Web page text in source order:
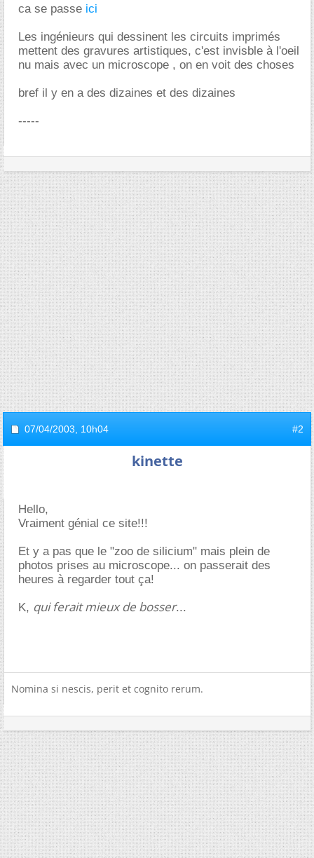
ca se passe ici
Les ingénieurs qui dessinent les circuits imprimés
mettent des gravures artistiques, c'est invisble à l'oeil
nu mais avec un microscope , on en voit des choses
bref il y en a des dizaines et des dizaines
-----
07/04/2003, 10h04 #2
kinette
Hello,
Vraiment génial ce site!!!
Et y a pas que le "zoo de silicium" mais plein de
photos prises au microscope... on passerait des
heures à regarder tout ça!
K, qui ferait mieux de bosser...
Nomina si nescis, perit et cognito rerum.